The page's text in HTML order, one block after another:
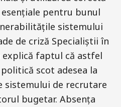
pentru bunul
sistemului
de criză Specialiștii în
faptul că astfel
scot adesea la
sistemului de recrutare
bugetar. Absența